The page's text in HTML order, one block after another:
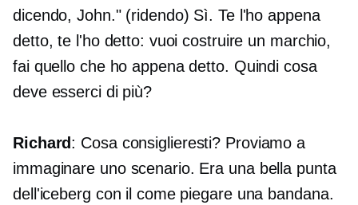
dicendo, John." (ridendo) Sì. Te l'ho appena
detto, te l'ho detto: vuoi costruire un marchio,
fai quello che ho appena detto. Quindi cosa
deve esserci di più?
Richard: Cosa consiglieresti? Proviamo a
immaginare uno scenario. Era una bella punta
dell'iceberg con il come piegare una bandana.